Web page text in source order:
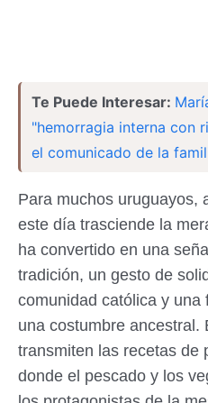
Te Puede Interesar:
"hemorragia interna con
el comunicado de la
Para muchos uruguayos,
este día trasciende la
ha convertido en una
tradición, un gesto de
comunidad católica y una
una costumbre ancestral.
transmiten las recetas de
donde el pescado y los